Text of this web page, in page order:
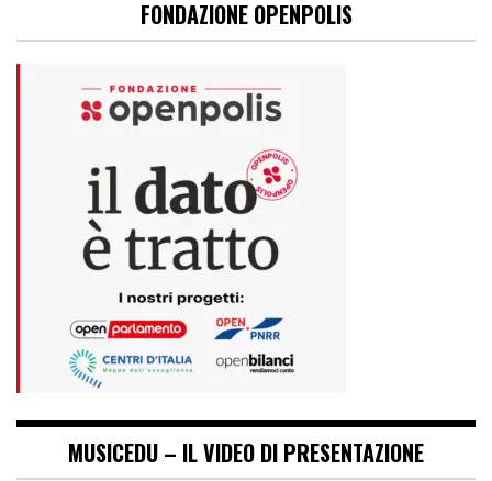
FONDAZIONE OPENPOLIS
MUSICEDU – IL VIDEO DI PRESENTAZIONE